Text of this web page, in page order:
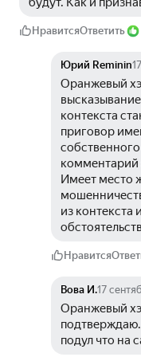
НравитсяОтветить
Юрий Reminin
Оранжевый
контекста
приговор
комментарий
Имеет место
из контекста
Нравится
Вова И.17
Оранжевый
подул что на